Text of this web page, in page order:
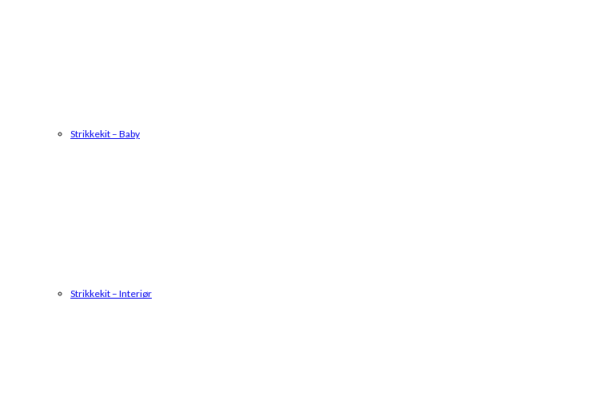
Strikkekit – Baby
Strikkekit – Interiør